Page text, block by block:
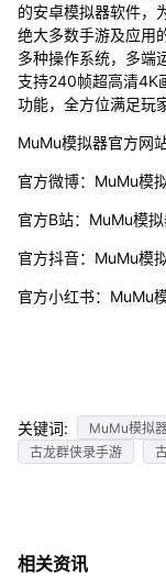
的安卓模拟器软件，
绝大多数手游及应用
多种操作系统，多端
支持240帧超高清4K
功能，全方位满足玩
MuMu模拟器官方网
官方微博：MuMu模
官方B站：MuMu模
官方抖音：MuMu模
官方小红书：MuMu
关键词: MuMu模拟
古龙群侠录手游
相关资讯